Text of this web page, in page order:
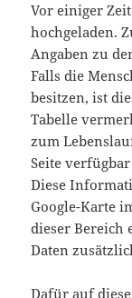
Vor einiger
hochgeladen.
Angaben zu
Falls die
besitzen, ist
Tabelle
zum
Seite
Diese
Google-Karte
dieser Bereich
Daten
Dafür auf